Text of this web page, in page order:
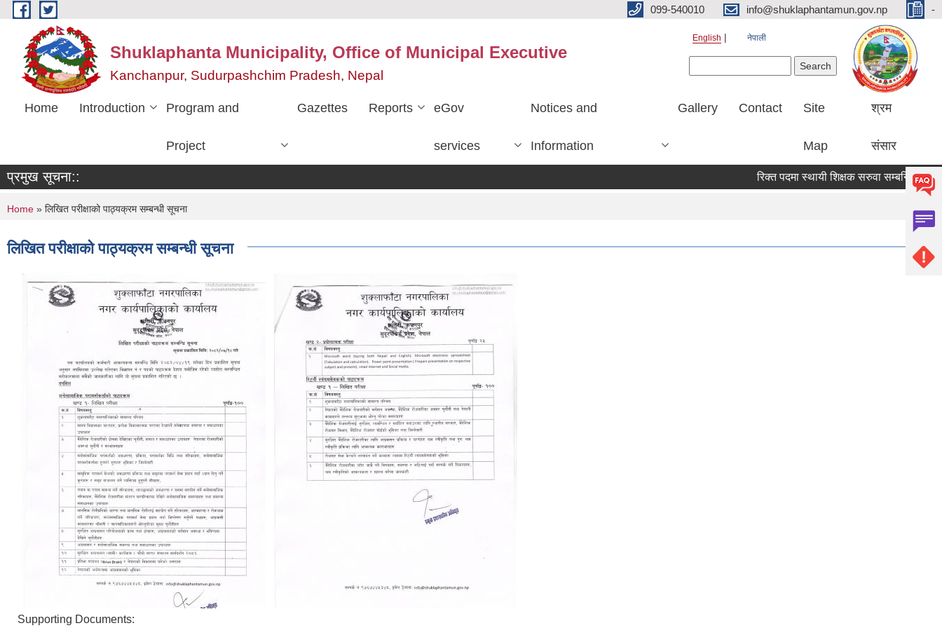
Skip to main content 099-540010 info@shuklaphantamun.gov.np -
Shuklaphanta Municipality, Office of Municipal Executive
Kanchanpur, Sudurpashchim Pradesh, Nepal
English नेपाली
Home Introduction Program and
Project
Gazettes Reports eGov
services
Notices and
Information
Gallery Contact Site
Map
श्रम
संसार
प्रमुख सूचना:: रिक्त पदमा स्थायी शिक्षक सरुवा सम्बन्धि सूचना
You are here
Home » लिखित परीक्षाको पाठ्यक्रम सम्बन्धी सूचना
लिखित परीक्षाको पाठ्यक्रम सम्बन्धी सूचना
Supporting Documents: